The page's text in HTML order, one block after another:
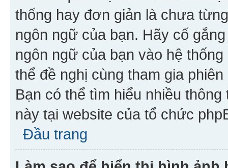
thống hay đơn giản là chưa
ngôn ngữ của bạn. Hãy cố
ngôn ngữ của bạn vào hệ
thể đề nghị cùng tham gia
Bạn có thể tìm hiểu nhiều
này tại website của tổ chức
Đầu trang